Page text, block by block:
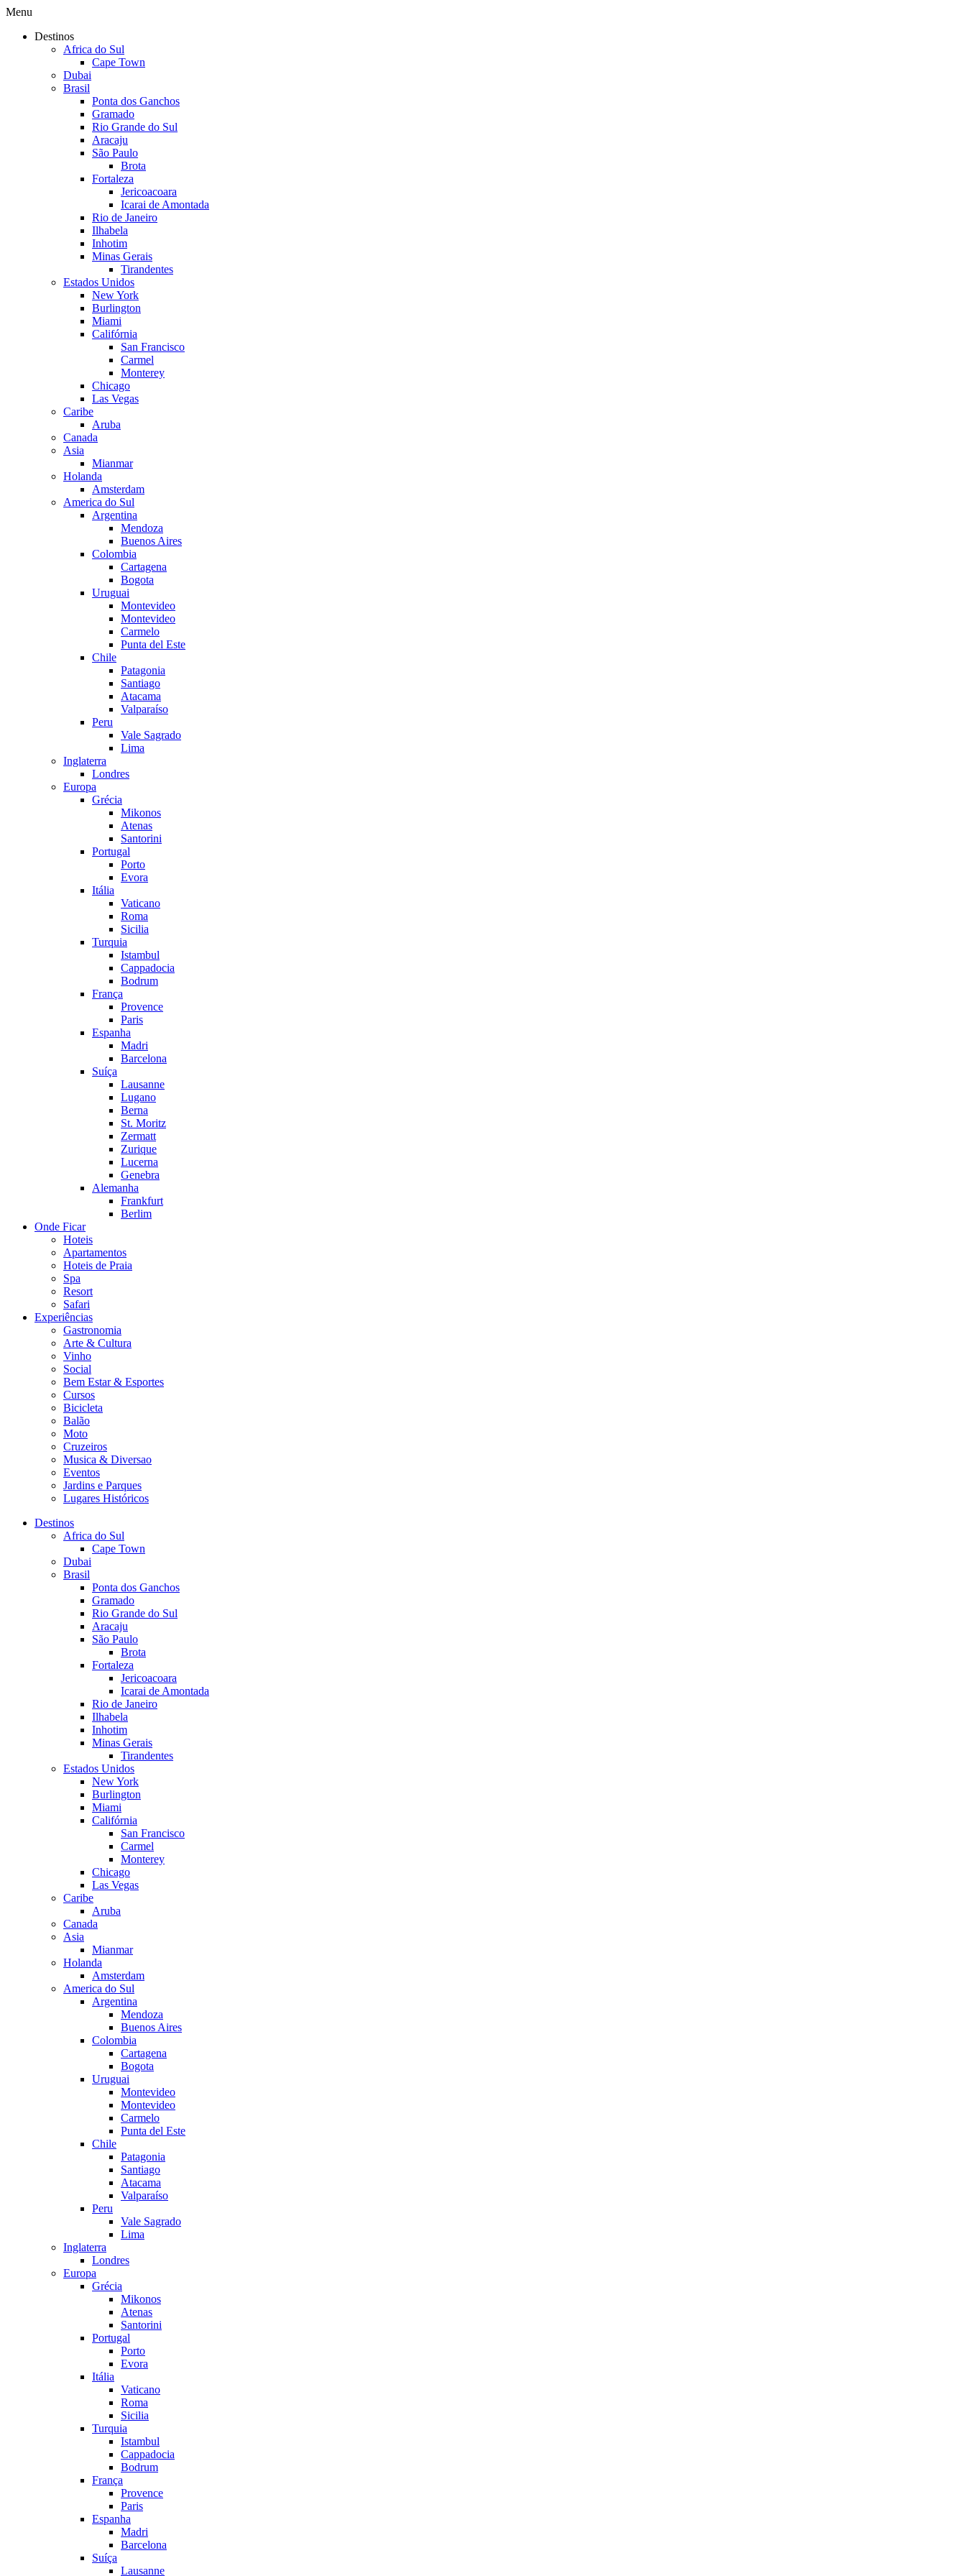
Menu
Destinos
Africa do Sul
Cape Town
Dubai
Brasil
Ponta dos Ganchos
Gramado
Rio Grande do Sul
Aracaju
São Paulo
Brota
Fortaleza
Jericoacoara
Icarai de Amontada
Rio de Janeiro
Ilhabela
Inhotim
Minas Gerais
Tirandentes
Estados Unidos
New York
Burlington
Miami
Califórnia
San Francisco
Carmel
Monterey
Chicago
Las Vegas
Caribe
Aruba
Canada
Asia
Mianmar
Holanda
Amsterdam
America do Sul
Argentina
Mendoza
Buenos Aires
Colombia
Cartagena
Bogota
Uruguai
Montevideo
Montevideo
Carmelo
Punta del Este
Chile
Patagonia
Santiago
Atacama
Valparaíso
Peru
Vale Sagrado
Lima
Inglaterra
Londres
Europa
Grécia
Mikonos
Atenas
Santorini
Portugal
Porto
Evora
Itália
Vaticano
Roma
Sicilia
Turquia
Istambul
Cappadocia
Bodrum
França
Provence
Paris
Espanha
Madri
Barcelona
Suíça
Lausanne
Lugano
Berna
St. Moritz
Zermatt
Zurique
Lucerna
Genebra
Alemanha
Frankfurt
Berlim
Onde Ficar
Hoteis
Apartamentos
Hoteis de Praia
Spa
Resort
Safari
Experiências
Gastronomia
Arte & Cultura
Vinho
Social
Bem Estar & Esportes
Cursos
Bicicleta
Balão
Moto
Cruzeiros
Musica & Diversao
Eventos
Jardins e Parques
Lugares Históricos
Destinos
Africa do Sul
Cape Town
Dubai
Brasil
Ponta dos Ganchos
Gramado
Rio Grande do Sul
Aracaju
São Paulo
Brota
Fortaleza
Jericoacoara
Icarai de Amontada
Rio de Janeiro
Ilhabela
Inhotim
Minas Gerais
Tirandentes
Estados Unidos
New York
Burlington
Miami
Califórnia
San Francisco
Carmel
Monterey
Chicago
Las Vegas
Caribe
Aruba
Canada
Asia
Mianmar
Holanda
Amsterdam
America do Sul
Argentina
Mendoza
Buenos Aires
Colombia
Cartagena
Bogota
Uruguai
Montevideo
Montevideo
Carmelo
Punta del Este
Chile
Patagonia
Santiago
Atacama
Valparaíso
Peru
Vale Sagrado
Lima
Inglaterra
Londres
Europa
Grécia
Mikonos
Atenas
Santorini
Portugal
Porto
Evora
Itália
Vaticano
Roma
Sicilia
Turquia
Istambul
Cappadocia
Bodrum
França
Provence
Paris
Espanha
Madri
Barcelona
Suíça
Lausanne